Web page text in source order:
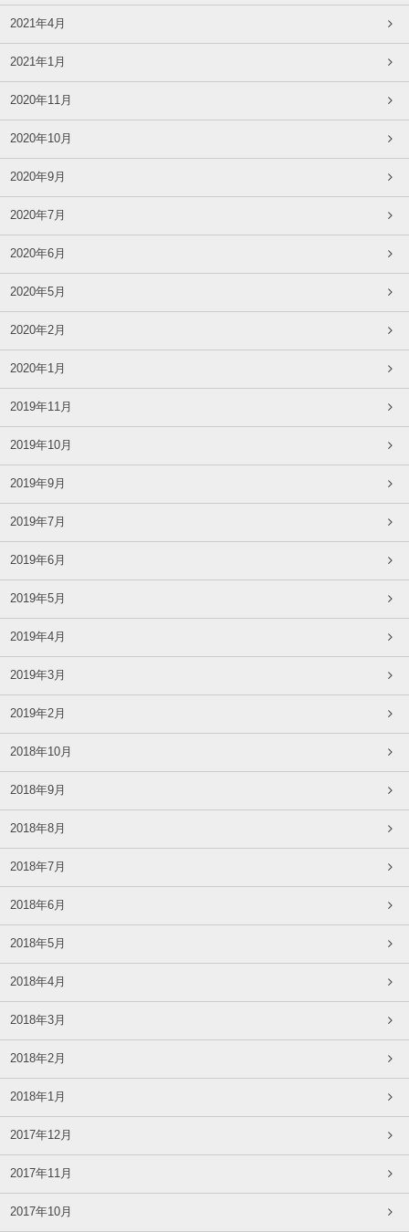
2021年4月
2021年1月
2020年11月
2020年10月
2020年9月
2020年7月
2020年6月
2020年5月
2020年2月
2020年1月
2019年11月
2019年10月
2019年9月
2019年7月
2019年6月
2019年5月
2019年4月
2019年3月
2019年2月
2018年10月
2018年9月
2018年8月
2018年7月
2018年6月
2018年5月
2018年4月
2018年3月
2018年2月
2018年1月
2017年12月
2017年11月
2017年10月